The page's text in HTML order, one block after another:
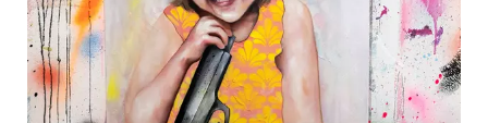
kaufanfrage absenden